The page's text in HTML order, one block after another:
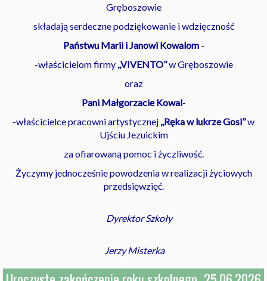
Gręboszowie
składają serdeczne podziękowanie i wdzięczność
Państwu Marii i Janowi Kowalom -
-właścicielom firmy ,,VIVENTO’’w Gręboszowie
oraz
Pani Małgorzacie Kowal-
-właścicielce pracowni artystycznej ,,Ręka w lukrze Gosi’’w
Ujściu Jezuickim
za ofiarowaną pomoc i życzliwość.
Życzymy jednocześnie powodzenia w realizacji życiowych
przedsięwzięć.
Dyrektor Szkoły
Jerzy Misterka